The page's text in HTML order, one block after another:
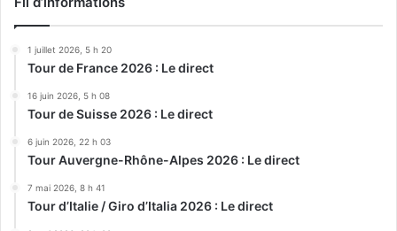
1 juillet 2026, 5 h 20
Tour de France 2026 : Le direct
16 juin 2026, 5 h 08
Tour de Suisse 2026 : Le direct
6 juin 2026, 22 h 03
Tour Auvergne-Rhône-Alpes 2026 : Le direct
7 mai 2026, 8 h 41
Tour d’Italie / Giro d’Italia 2026 : Le direct